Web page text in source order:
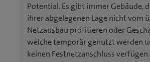
Potential. Es gibt immer Gebäude,
ihrer abgelegenen Lage nicht vom
Netzausbau profitieren oder
welche temporär genutzt werden
keinen Festnetzanschluss